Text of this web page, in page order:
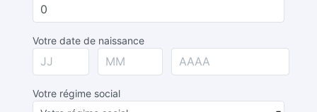
Votre date de naissance
Votre régime social